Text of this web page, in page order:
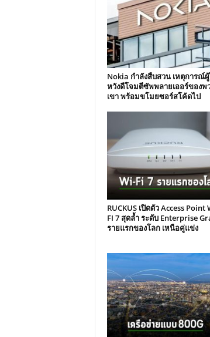
Nokia กำลังสืบสวน เหตุการณ์
หวังดีโจมตีซัพพลายเออร์ของพ
เขา พร้อมขโมยซอร์สโค้ดไป
RUCKUS เปิดตัว Access Point
FI 7 สุดล้ำ ระดับ Enterprise
รายแรกของโลก เหนือคู่แข่ง